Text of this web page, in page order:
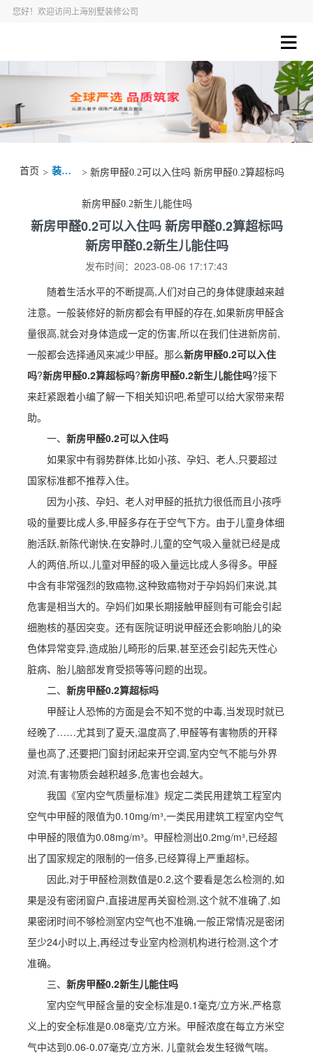
您好！欢迎访问上海别墅装修公司
首页 > 装修资讯 > 新房甲醛0.2可以入住吗 新房甲醛0.2算超标吗
新房甲醛0.2新生儿能住吗
新房甲醛0.2可以入住吗 新房甲醛0.2算超标吗
新房甲醛0.2新生儿能住吗
发布时间：2023-08-06 17:17:43
随着生活水平的不断提高,人们对自己的身体健康越来越
注意。一般装修好的新房都会有甲醛的存在,如果新房甲醛含
量很高,就会对身体造成一定的伤害,所以在我们住进新房前,
一般都会选择通风来减少甲醛。那么新房甲醛0.2可以入住
吗?新房甲醛0.2算超标吗?新房甲醛0.2新生儿能住吗?接下
来赶紧跟着小编了解一下相关知识吧,希望可以给大家带来帮
助。
一、 新房甲醛0.2可以入住吗
如果家中有弱势群体,比如小孩、孕妇、老人,只要超过
国家标准都不推荐入住。
因为小孩、孕妇、老人对甲醛的抵抗力很低而且小孩呼
吸的量要比成人多,甲醛多存在于空气下方。由于儿童身体细
胞活跃,新陈代谢快,在安静时,儿童的空气吸入量就已经是成
人的两倍,所以,儿童对甲醛的吸入量远比成人多得多。甲醛
中含有非常强烈的致癌物,这种致癌物对于孕妈妈们来说,其
危害是相当大的。孕妈们如果长期接触甲醛则有可能会引起
细胞核的基因突变。还有医院证明说甲醛还会影响胎儿的染
色体异常变异,造成胎儿畸形的后果,甚至还会引起先天性心
脏病、胎儿脑部发育受损等等问题的出现。
二、 新房甲醛0.2算超标吗
甲醛让人恐怖的方面是会不知不觉的中毒,当发现时就已
经晚了……尤其到了夏天,温度高了,甲醛等有害物质的开释
量也高了,还要把门窗封闭起来开空调,室内空气不能与外界
对流,有害物质会越积越多,危害也会越大。
我国《室内空气质量标准》规定二类民用建筑工程室内
空气中甲醛的限值为0.10mg/m³,一类民用建筑工程室内空气
中甲醛的限值为0.08mg/m³。甲醛检测出0.2mg/m³,已经超
出了国家规定的限制的一倍多,已经算得上严重超标。
因此,对于甲醛检测数值是0.2,这个要看是怎么检测的,如
果是没有密闭窗户,直接进屋再关窗检测,这个就不准确了,如
果密闭时间不够检测室内空气也不准确,一般正常情况是密闭
至少24小时以上,再经过专业室内检测机构进行检测,这个才
准确。
三、 新房甲醛0.2新生儿能住吗
室内空气甲醛含量的安全标准是0.1毫克/立方米,严格意
义上的安全标准是0.08毫克/立方米。甲醛浓度在每立方米空
气中达到0.06-0.07毫克/立方米, 儿童就会发生轻微气喘。